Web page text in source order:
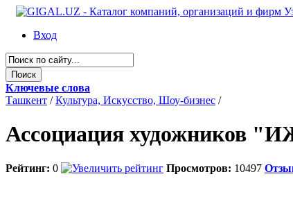
Вход
Ключевые слова
Ташкент / Культура, Искусство, Шоу-бизнес /
Ассоциация художников
Рейтинг: 0 Просмотров: 10497